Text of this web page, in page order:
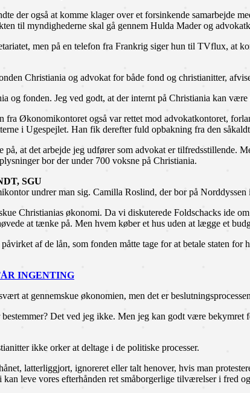
der også at komme klager over et forsinkende samarbejde
til myndighederne skal gå gennem Hulda Mader og
men på en telefon fra Frankrig siger hun til TVflux, at
Christiania og advokat for både fond og christianitter,
og fonden. Jeg ved godt, at der internt på Christiania kan
fra Økonomikontoret også var rettet mod advokatkontoret,
i Ugespejlet. Han fik derefter fuld opbakning fra den
på, at det arbejde jeg udfører som advokat er
bor der under 700 voksne på Christiania.
SGU
undrer man sig. Camilla Roslind, der bor på
Christianias økonomi. Da vi diskuterede Foldschacks ide
at tænke på. Men hvem køber et hus uden at lægge et
af de lån, som fonden måtte tage for at betale staten
INGENTING
at gennemskue økonomien, men det er
Det ved jeg ikke. Men jeg kan godt være
ikke orker at deltage i de politiske processer.
latterliggjort, ignoreret eller talt henover, hvis man
leve vores efterhånden ret småborgerlige tilværelser i fred